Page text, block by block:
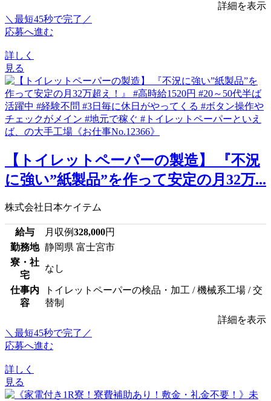
詳細を表示
＼最短45秒で完了／
応募へ進む
詳しく
見る
【トイレットペーパーの製造】 『不況
に強い”紙製品”を作って安定の月32万...
株式会社日本ケイテム
給与 月収例328,000円
勤務地 静岡県 富士宮市
寮・社
宅
なし
仕事内
容
トイレットペーパーの検品・加工 / 機械系工場 / 交
替制
詳細を表示
＼最短45秒で完了／
応募へ進む
詳しく
見る